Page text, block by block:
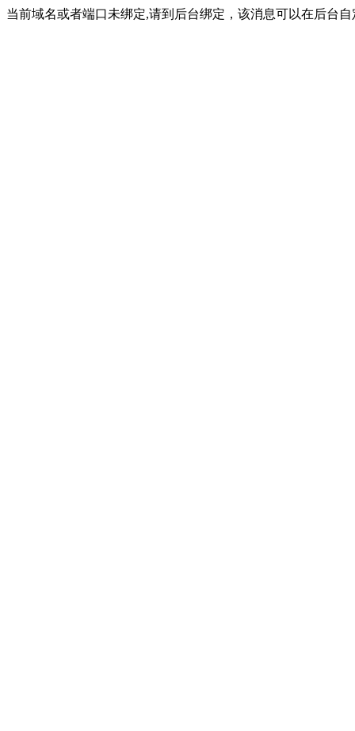
当前域名或者端口未绑定,请到后台绑定，该消息可以在后台自